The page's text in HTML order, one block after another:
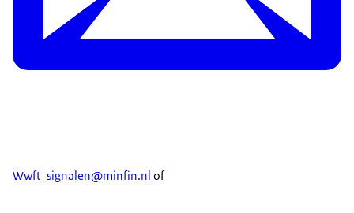
Wwft_signalen@minfin.nl of